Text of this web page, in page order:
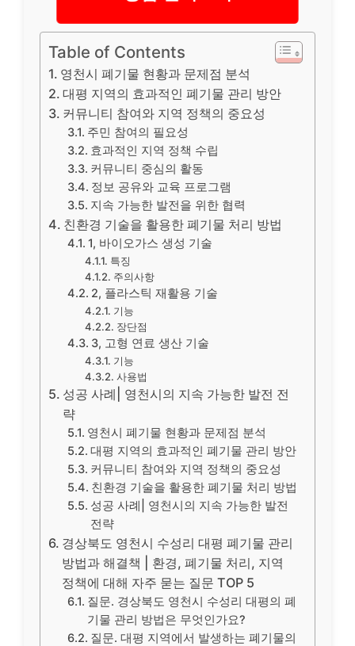
Table of Contents
영천시 폐기물 현황과 문제점 분석
대평 지역의 효과적인 폐기물 관리 방안
커뮤니티 참여와 지역 정책의 중요성
주민 참여의 필요성
효과적인 지역 정책 수립
커뮤니티 중심의 활동
정보 공유와 교육 프로그램
지속 가능한 발전을 위한 협력
친환경 기술을 활용한 폐기물 처리 방법
1, 바이오가스 생성 기술
특징
주의사항
2, 플라스틱 재활용 기술
기능
장단점
3, 고형 연료 생산 기술
기능
사용법
성공 사례| 영천시의 지속 가능한 발전 전
략
영천시 폐기물 현황과 문제점 분석
대평 지역의 효과적인 폐기물 관리 방안
커뮤니티 참여와 지역 정책의 중요성
친환경 기술을 활용한 폐기물 처리 방법
성공 사례| 영천시의 지속 가능한 발전
전략
경상북도 영천시 수성리 대평 폐기물 관리
방법과 해결책 | 환경, 폐기물 처리, 지역
정책에 대해 자주 묻는 질문 TOP 5
질문. 경상북도 영천시 수성리 대평의 폐
기물 관리 방법은 무엇인가요?
질문. 대평 지역에서 발생하는 폐기물의